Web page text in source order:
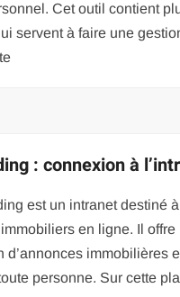
Cet outil contient
servent à faire une
: connexion à
est un intranet destiné
en ligne. Il offre
d’annonces immobilières
personne. Sur cette